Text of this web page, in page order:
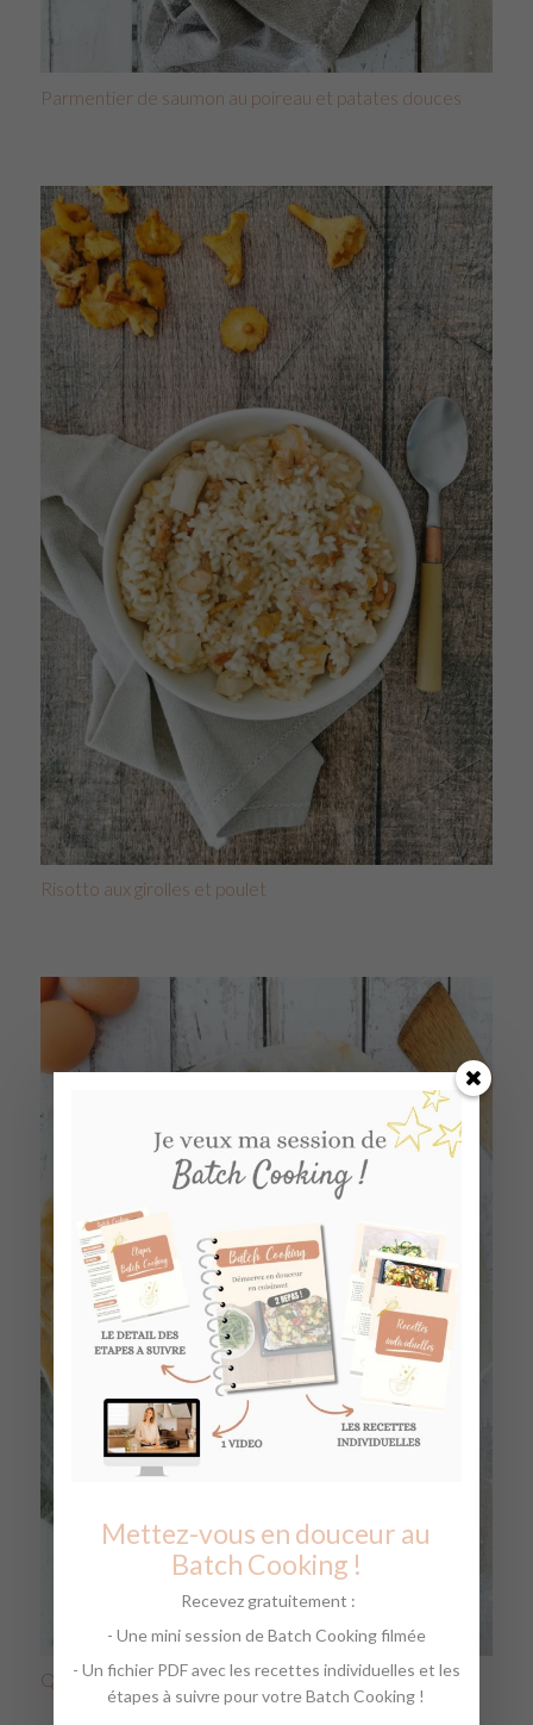
Parmentier de saumon au poireau et patates douces
Risotto aux girolles et poulet
Quiche au brocoli, Boursin et jambon
Mettez-vous en douceur au
Batch Cooking !
Recevez gratuitement :
- Une mini session de Batch Cooking filmée
- Un fichier PDF avec les recettes individuelles et les
étapes à suivre pour votre Batch Cooking !